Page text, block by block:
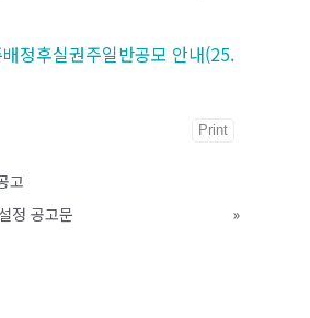
정후실권주일반공모 안내(25.
Print
고
정 공고문
»